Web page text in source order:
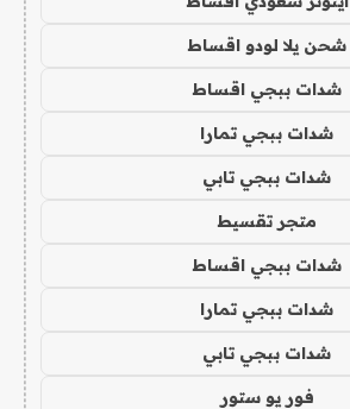
شحن يلا لودو اقساط
شدات ببجي اقساط
شدات ببجي تمارا
شدات ببجي تابي
متجر تقسيط
شدات ببجي اقساط
شدات ببجي تمارا
شدات ببجي تابي
فور يو ستور